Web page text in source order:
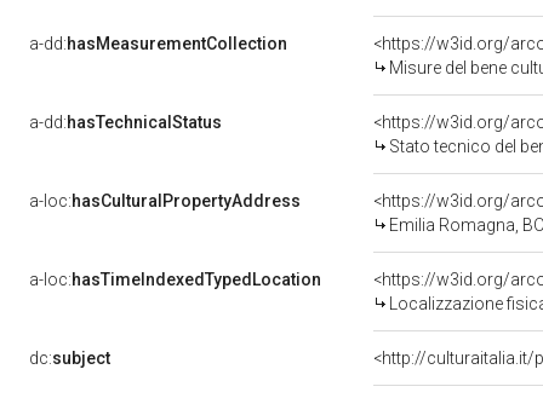
a-dd:hasMeasurementCollection
<https://w3id.org/
Misure del bene
a-dd:hasTechnicalStatus
<https://w3id.org/
Stato tecnico del
a-loc:hasCulturalPropertyAddress
<https://w3id.org/
Emilia Romagna,
a-loc:hasTimeIndexedTypedLocation
<https://w3id.org/
Localizzazione
dc:subject <http://culturaitalia.it/